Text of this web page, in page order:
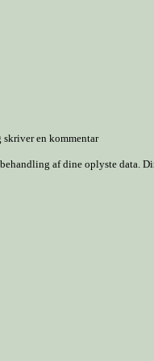
en kommentar
af dine oplyste data.